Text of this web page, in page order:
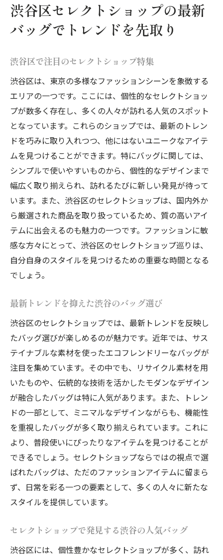
トレンドと個性が光る渋谷のバッグ
渋谷区で見つける、最新バッグの魅力
台東区の個性的なセレクトショップで見つける
新しいバッグ
ークバッグ
個性派バッグを探すなら台東区
台東区で注目の新しいバッグデザイン
台東区セレクトショップで出会う独自スタ
イル
地元の魅力が詰まった台東区のバッグ
台東区の最新バッグシーンに注目
東京のセレクトショップ巡りで出会う最旬バッ
グの魅力
東京のセレクトショップで見つける流行バ
ッグ
セレクトショップ巡りで発見する最新バッ
東京のファッションシーンを彩るバッグ選
最旬バッグを手にする東京セレクトショッ
プ巡り
東京のセレクトショップで楽しむバッグス
タイル
流行を先取る東京のセレクトショップ
渋谷区と台東区のセレクトショップが提案する
バッグスタイル
渋谷と台東のセレクトショップで見つける
トレンドバッグ
セレクトショップで叶える渋谷・台東のス
タイリッシュバッグ
渋谷と台東のセレクトショップで発見する
セレクトショップが提案する洗練バッグ
渋谷区セレクトショップの最新
バッグでトレンドを先取り
渋谷区で注目のセレクトショップ特集
渋谷区は、東京の多様なファッションシーンを象徴する
エリアの一つです。ここには、個性的なセレクトショッ
プが数多く存在し、多くの人々が訪れる人気のスポット
となっています。これらのショップでは、最新のトレン
ドを巧みに取り入れつつ、他にはないユニークなアイテ
ムを見つけることができます。特にバッグに関しては、
シンプルで使いやすいものから、個性的なデザインまで
幅広く取り揃えられ、訪れるたびに新しい発見が待って
います。また、渋谷区のセレクトショップは、国内外か
ら厳選された商品を取り扱っているため、質の高いアイ
テムに出会えるのも魅力の一つです。ファッションに敏
感な方々にとって、渋谷区のセレクトショップ巡りは、
自分自身のスタイルを見つけるための重要な時間となる
でしょう。
最新トレンドを抑えた渋谷のバッグ選び
渋谷区のセレクトショップでは、最新トレンドを反映し
たバッグ選びが楽しめるのが魅力です。近年では、サス
テイナブルな素材を使ったエコフレンドリーなバッグが
注目を集めています。その中でも、リサイクル素材を用
いたものや、伝統的な技術を活かしたモダンなデザイン
が融合したバッグは特に人気があります。また、トレン
ドの一部として、ミニマルなデザインながらも、機能性
を重視したバッグが多く取り揃えられています。これに
より、普段使いにぴったりなアイテムを見つけることが
できるでしょう。セレクトショップならではの視点で選
ばれたバッグは、ただのファッションアイテムに留まら
ず、日常を彩る一つの要素として、多くの人々に新たな
スタイルを提供しています。
セレクトショップで発見する渋谷の人気バッグ
渋谷区には、個性豊かなセレクトショップが多く、訪れ